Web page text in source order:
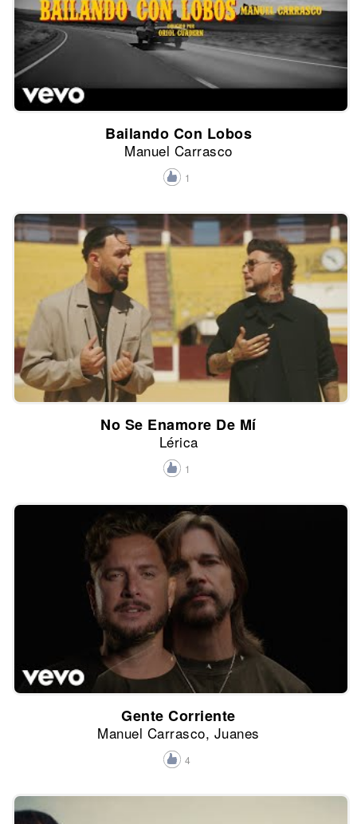
Bailando Con Lobos
Manuel Carrasco
1
No Se Enamore De Mí
Lérica
1
Gente Corriente
Manuel Carrasco, Juanes
4